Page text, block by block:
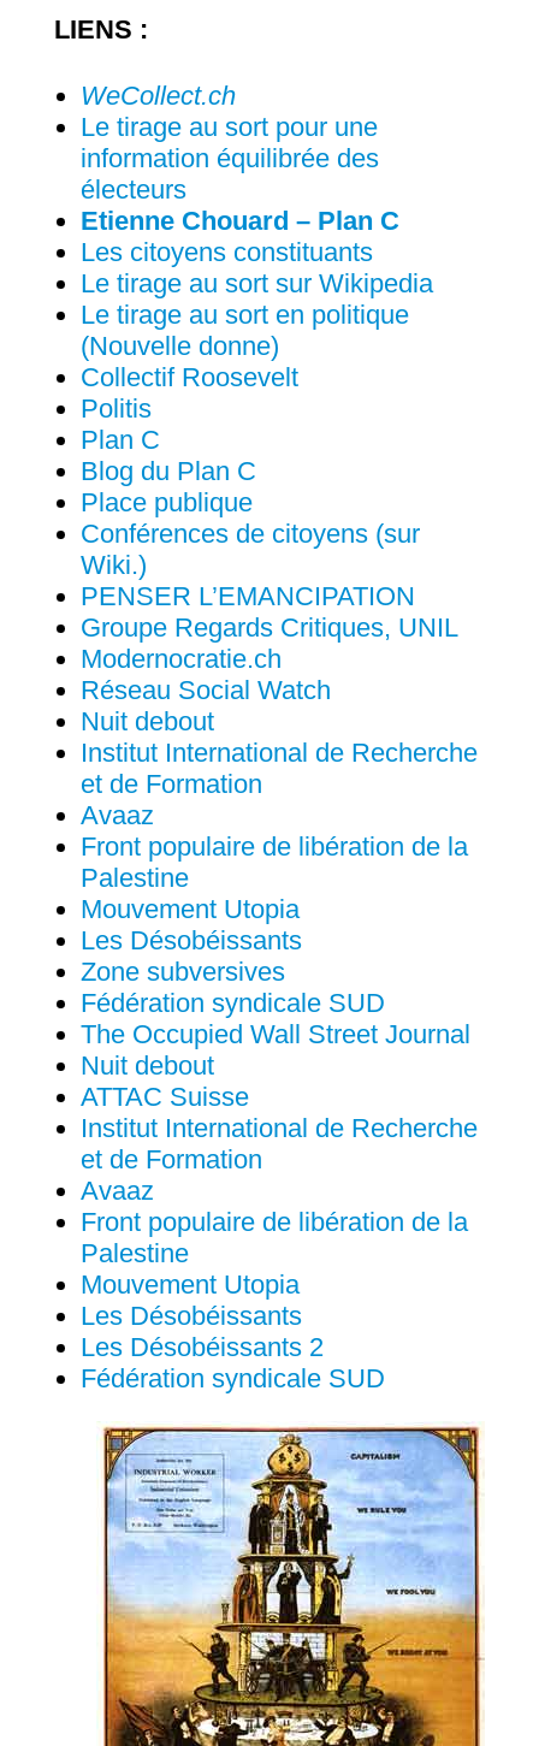
LIENS :
WeCollect.ch
Le tirage au sort pour une
information équilibrée des
électeurs
Etienne Chouard – Plan C
Les citoyens constituants
Le tirage au sort sur Wikipedia
Le tirage au sort en politique
(Nouvelle donne)
Collectif Roosevelt
Politis
Plan C
Blog du Plan C
Place publique
Conférences de citoyens (sur
Wiki.)
PENSER L’EMANCIPATION
Groupe Regards Critiques, UNIL
Modernocratie.ch
Réseau Social Watch
Nuit debout
Institut International de Recherche
et de Formation
Avaaz
Front populaire de libération de la
Palestine
Mouvement Utopia
Les Désobéissants
Zone subversives
Fédération syndicale SUD
The Occupied Wall Street Journal
Nuit debout
ATTAC Suisse
Institut International de Recherche
et de Formation
Avaaz
Front populaire de libération de la
Palestine
Mouvement Utopia
Les Désobéissants
Les Désobéissants 2
Fédération syndicale SUD